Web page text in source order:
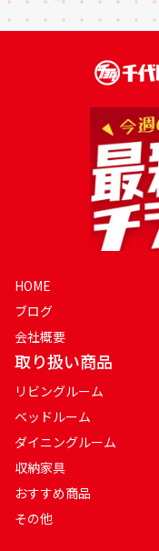
HOME
ブログ
会社概要
取り扱い商品
リビングルーム
ベッドルーム
ダイニングルーム
収納家具
おすすめ商品
その他